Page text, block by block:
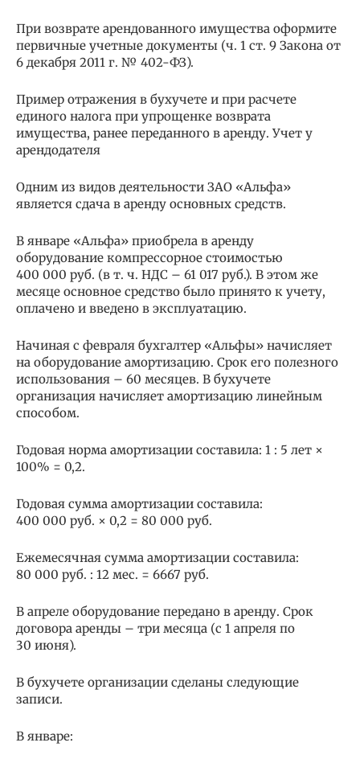
При возврате арендованного имущества оформите
первичные учетные документы (ч. 1 ст. 9 Закона от
6 декабря 2011 г. № 402-ФЗ).
Пример отражения в бухучете и при расчете
единого налога при упрощенке возврата
имущества, ранее переданного в аренду. Учет у
арендодателя
Одним из видов деятельности ЗАО «Альфа»
является сдача в аренду основных средств.
В январе «Альфа» приобрела в аренду
оборудование компрессорное стоимостью
400 000 руб. (в т. ч. НДС – 61 017 руб.). В этом же
месяце основное средство было принято к учету,
оплачено и введено в эксплуатацию.
Начиная с февраля бухгалтер «Альфы» начисляет
на оборудование амортизацию. Срок его полезного
использования – 60 месяцев. В бухучете
организация начисляет амортизацию линейным
способом.
Годовая норма амортизации составила: 1 : 5 лет ×
100% = 0,2.
Годовая сумма амортизации составила:
400 000 руб. × 0,2 = 80 000 руб.
Ежемесячная сумма амортизации составила:
80 000 руб. : 12 мес. = 6667 руб.
В апреле оборудование передано в аренду. Срок
договора аренды – три месяца (с 1 апреля по
30 июня).
В бухучете организации сделаны следующие
записи.
В январе: